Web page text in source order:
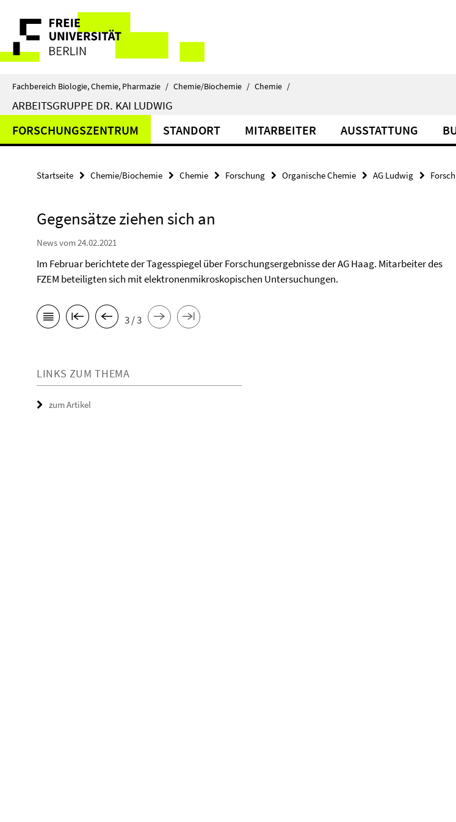
direkt
Inhalt
Service-
Navigation
Fachbereich Biologie, Chemie, Pharmazie / Chemie/Biochemie / Chemie /
ARBEITSGRUPPE DR. KAI LUDWIG
FORSCHUNGSZENTRUM STANDORT MITARBEITER AUSSTATTUNG
Startseite Chemie/Biochemie Chemie Forschung Organische Chemie AG Ludwig
Gegensätze ziehen sich an
News vom 24.02.2021
Im Februar berichtete der Tagesspiegel über Forschungsergebnisse der AG Haag. Mitarbeiter des
FZEM beteiligten sich mit elektronenmikroskopischen Untersuchungen.
3 / 3
LINKS ZUM THEMA
zum Artikel